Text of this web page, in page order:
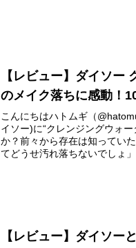
【レビュー】ダイソー
のメイク落ちに感動！
こんにちはハトムギ（
イソー)に“クレンジングウォ
か？前々から存在は知ってい
てどうせ汚れ落ちないでしょ
【レビュー】ダイソー